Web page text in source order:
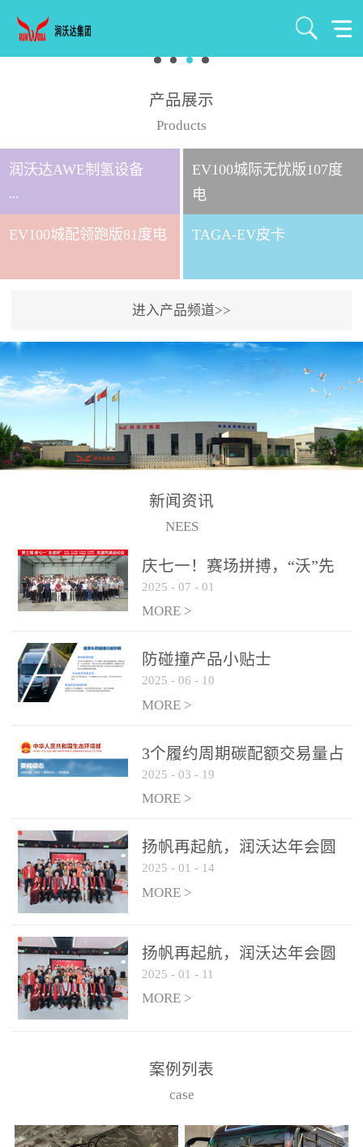
产品展示
Products
润沃达AWE制氢设备
...
司成立于2021年7月，注册
资金1000万元，是北京润
司。 公司主要从事氢气
制、储、加、用的相关技
术、产品的研发、销售及
道路货物运输业务。设备
的生产制造由位于连云港
的江苏润沃达环境科技有
限公司承担。 以下设备
为润沃达AWE制氢设备系
子、化工、冶金、建材等
行业的制氢 / 制氧设备，
纯化后可达到99.999%氢气
用需求。 气液
分离系统
纯化系统
控制系统
EV100城际无忧版107度
电
EV100城配领跑版81度电 TAGA-EV皮卡
进入产品频道>>
新闻资讯
NEES
庆七一！赛场拼搏，“沃”先
行！
2025 - 07 - 01
MORE >
防碰撞产品小贴士
2025 - 06 - 10
MORE >
3个履约周期碳配额交易量占
全国1/4 山东省碳排放强度持
续降低
2025 - 03 - 19
MORE >
扬帆再起航，润沃达年会圆
满结束！
2025 - 01 - 14
MORE >
扬帆再起航，润沃达年会圆
满结束！
2025 - 01 - 11
MORE >
案例列表
case